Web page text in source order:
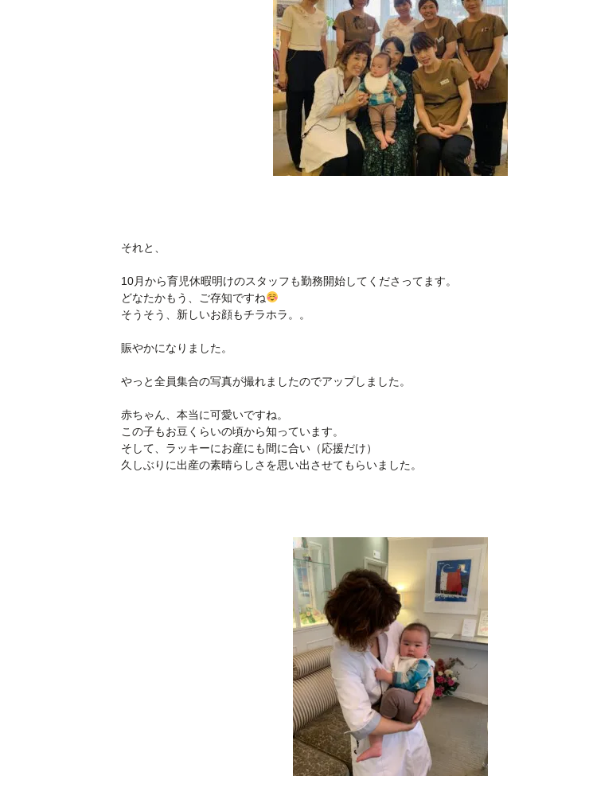
それと、
10月から育児休暇明けのスタッフも勤務開始してくださってます。
どなたかもう、ご存知ですね
そうそう、新しいお顔もチラホラ。。
賑やかになりました。
やっと全員集合の写真が撮れましたのでアップしました。
赤ちゃん、本当に可愛いですね。
この子もお豆くらいの頃から知っています。
そして、ラッキーにお産にも間に合い（応援だけ）
久しぶりに出産の素晴らしさを思い出させてもらいました。